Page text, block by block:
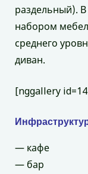
раздельный).
набором
среднего
диван.
[nggallery
— кафе
— бар